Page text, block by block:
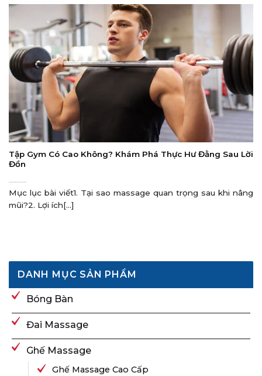
Tập Gym Có Cao Không? Khám Phá Thực Hư Đằng Sau Lời
Đồn
Mục lục bài viết1. Tại sao massage quan trọng sau khi nâng
mũi?2. Lợi ích[...]
DANH MỤC SẢN PHẨM
Bóng Bàn
Đai Massage
Ghế Massage
Ghế Massage Cao Cấp